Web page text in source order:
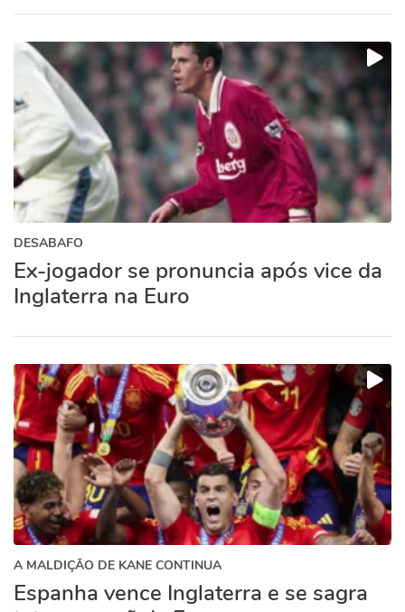
DESABAFO
Ex-jogador se pronuncia após vice da
Inglaterra na Euro
A MALDIÇÃO DE KANE CONTINUA
Espanha vence Inglaterra e se sagra